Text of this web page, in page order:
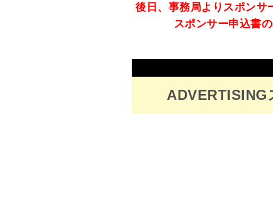
後日、事務局よりスポンサ
スポンサー申込書
ADVERTISING